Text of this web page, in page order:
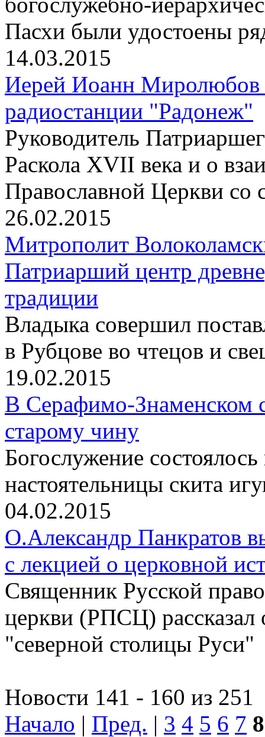
Пасхи были удостоены
14.03.2015
Иерей Иоанн Миролюбов
радиостанции "Радонеж"
Pуководитель
Раскола XVII века и о
Православной Церкви со
26.02.2015
Митрополит
Патриарший центр
традиции
Владыка совершил
в Рубцове во чтецов и
19.02.2015
В Серафимо-Знаменском
старому чину
Богослужение
настоятельницы скита
04.02.2015
О.Александр Панкратов
с лекцией о церковной
Священник Русской
церкви (РПСЦ) рассказал
"северной столицы Руси"
Новости 141 - 160 из 251
Начало | Пред. | 3 4 5 6 7 8